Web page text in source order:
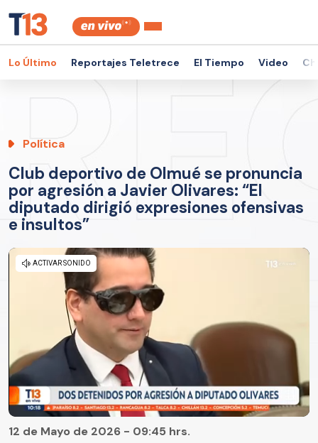
Lo Último Reportajes Teletrece El Tiempo Video
Política
Club deportivo de Olmué se pronuncia
por agresión a Javier Olivares: “El
diputado dirigió expresiones ofensivas
e insultos”
12 de Mayo de 2026 - 09:45 hrs.